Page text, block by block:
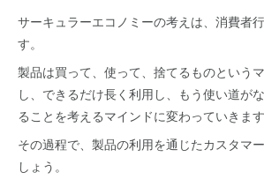
サーキュラーエコノミーの考えは、消費者
す。
製品は買って、使って、捨てるものという
し、できるだけ長く利用し、もう使い道が
ることを考えるマインドに変わっていきます
その過程で、製品の利用を通じたカスタマ
しょう。